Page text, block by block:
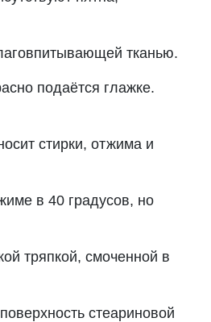
тканью.
подаётся глажке.
стирки, отжима и
в 40 градусов, но
тряпкой, смоченной в
стеариновой